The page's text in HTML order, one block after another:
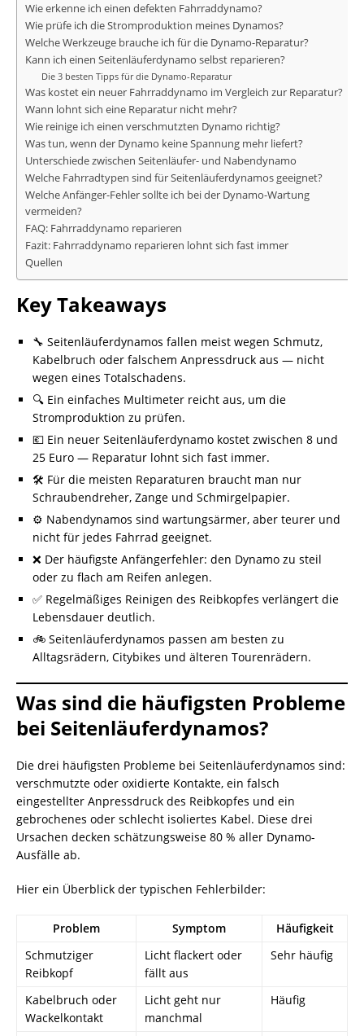
Wie erkenne ich einen defekten Fahrraddynamo?
Wie prüfe ich die Stromproduktion meines Dynamos?
Welche Werkzeuge brauche ich für die Dynamo-Reparatur?
Kann ich einen Seitenläuferdynamo selbst reparieren?
Die 3 besten Tipps für die Dynamo-Reparatur
Was kostet ein neuer Fahrraddynamo im Vergleich zur Reparatur?
Wann lohnt sich eine Reparatur nicht mehr?
Wie reinige ich einen verschmutzten Dynamo richtig?
Was tun, wenn der Dynamo keine Spannung mehr liefert?
Unterschiede zwischen Seitenläufer- und Nabendynamo
Welche Fahrradtypen sind für Seitenläuferdynamos geeignet?
Welche Anfänger-Fehler sollte ich bei der Dynamo-Wartung
vermeiden?
FAQ: Fahrraddynamo reparieren
Fazit: Fahrraddynamo reparieren lohnt sich fast immer
Quellen
Key Takeaways
🔧 Seitenläuferdynamos fallen meist wegen Schmutz,
Kabelbruch oder falschem Anpressdruck aus — nicht
wegen eines Totalschadens.
🔍 Ein einfaches Multimeter reicht aus, um die
Stromproduktion zu prüfen.
💶 Ein neuer Seitenläuferdynamo kostet zwischen 8 und
25 Euro — Reparatur lohnt sich fast immer.
🛠️ Für die meisten Reparaturen braucht man nur
Schraubendreher, Zange und Schmirgelpapier.
⚙️ Nabendynamos sind wartungsärmer, aber teurer und
nicht für jedes Fahrrad geeignet.
❌ Der häufigste Anfängerfehler: den Dynamo zu steil
oder zu flach am Reifen anlegen.
✅ Regelmäßiges Reinigen des Reibkopfes verlängert die
Lebensdauer deutlich.
🚲 Seitenläuferdynamos passen am besten zu
Alltagsrädern, Citybikes und älteren Tourenrädern.
Was sind die häufigsten Probleme
bei Seitenläuferdynamos?
Die drei häufigsten Probleme bei Seitenläuferdynamos sind:
verschmutzte oder oxidierte Kontakte, ein falsch
eingestellter Anpressdruck des Reibkopfes und ein
gebrochenes oder schlecht isoliertes Kabel. Diese drei
Ursachen decken schätzungsweise 80 % aller Dynamo-
Ausfälle ab.
Hier ein Überblick der typischen Fehlerbilder:
Problem Symptom
Häufigkeit
Schmutziger
Reibkopf
Licht flackert oder
fällt aus
Sehr häufig
Kabelbruch oder
Wackelkontakt
Licht geht nur
manchmal
Häufig